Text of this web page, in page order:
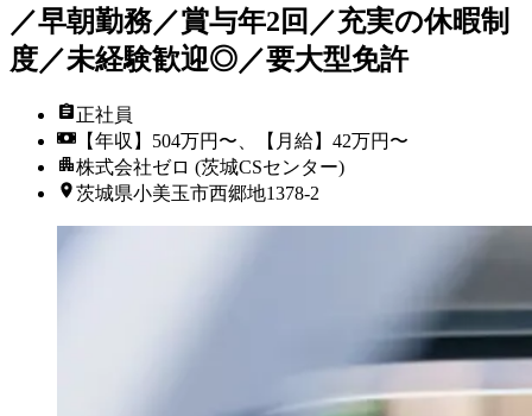
／早朝勤務／賞与年2回／充実の休暇制
度／未経験歓迎◎／要大型免許
正社員
【年収】504万円〜、【月給】42万円〜
株式会社ゼロ (茨城CSセンター)
茨城県小美玉市西郷地1378-2